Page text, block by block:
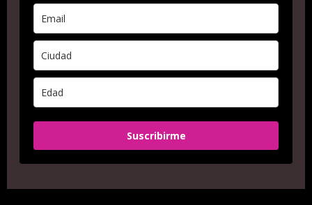
Suscribirme